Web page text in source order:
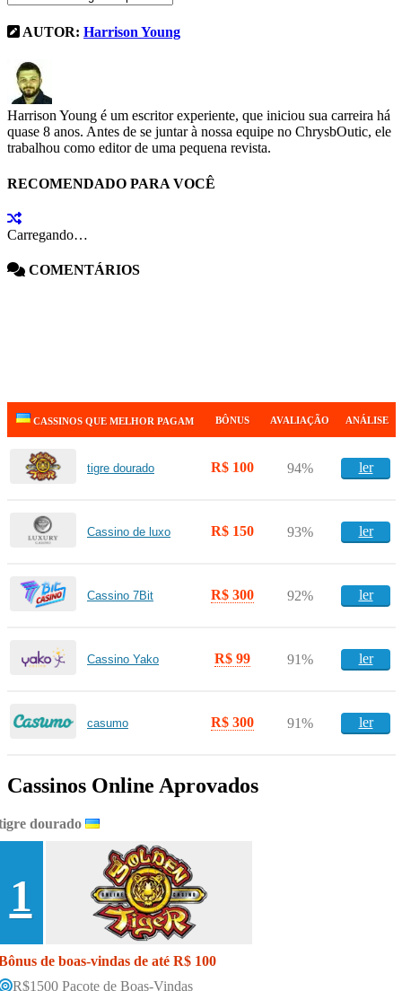
AUTOR: Harrison Young
Harrison Young é um escritor experiente, que iniciou sua carreira há
quase 8 anos. Antes de se juntar à nossa equipe no ChrysbOutic, ele
trabalhou como editor de uma pequena revista.
RECOMENDADO PARA VOCÊ
Carregando…
COMENTÁRIOS
CASSINOS QUE MELHOR PAGAM BÔNUS AVALIAÇÃO ANÁLISE
tigre dourado R$ 100 94% ler
Cassino de luxo R$ 150 93% ler
Cassino 7Bit R$ 300 92% ler
Cassino Yako R$ 99 91% ler
casumo R$ 300 91% ler
Cassinos Online Aprovados
dourado
1
de boas-vindas de até R$ 100
R$1500 Pacote de Boas-Vindas